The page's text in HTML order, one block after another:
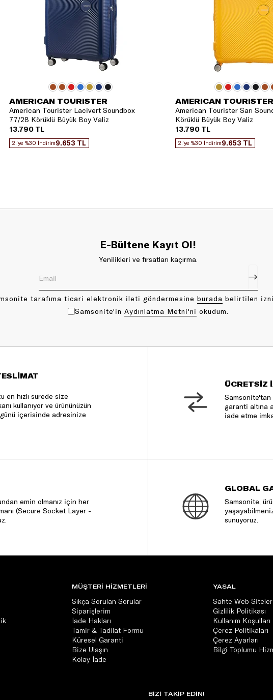
AMERICAN TOURISTER
American Tourister Lacivert Soundbox
77/28 Körüklü Büyük Boy Valiz
13.790 TL
2.'ye %30 İndirim9.653 TL
AMERICAN TOURISTER
American Tourister Sarı
Körüklü Büyük Boy Valiz
13.790 TL
2.'ye %30 İndirim9.653 TL
E-Bültene Kayıt Ol!
Yenilikleri ve fırsatları kaçırma.
tarafıma ticari elektronik ileti göndermesine bu rada belirtilen
Samsonite'in Aydınlatma Metni'ni okudum.
en hızlı sürede size
kullanıyor ve ürününüzün
içerisinde adresinize
ÜCRETSİZ
Samsonite'tan
garanti altına
iade etme
emin olmanız için her
(Secure Socket Layer -
GLOBAL
Samsonite,
sunuyoruz.
MÜŞTERİ HİZMETLERİ
Sıkça Sorulan Sorular
Siparişlerim
İade Hakları
Tamir & Tadilat Formu
Küresel Garanti
Bize Ulaşın
Kolay İade
YASAL
Sahte Web
Gizlilik Politikası
Kullanım Koşulları
Çerez Politikaları
Çerez Ayarları
Bilgi Toplumu
BİZİ TAKİP EDİN!